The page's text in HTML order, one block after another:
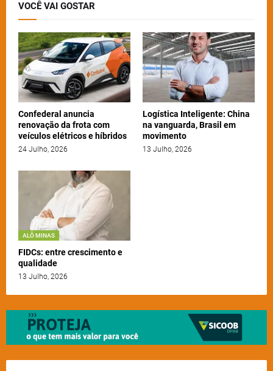
VOCÊ VAI GOSTAR
Confederal anuncia
renovação da frota com
veículos elétricos e híbridos
24 Julho, 2026
Logística Inteligente: China
na vanguarda, Brasil em
movimento
13 Julho, 2026
ALÔ MINAS
FIDCs: entre crescimento e
qualidade
13 Julho, 2026